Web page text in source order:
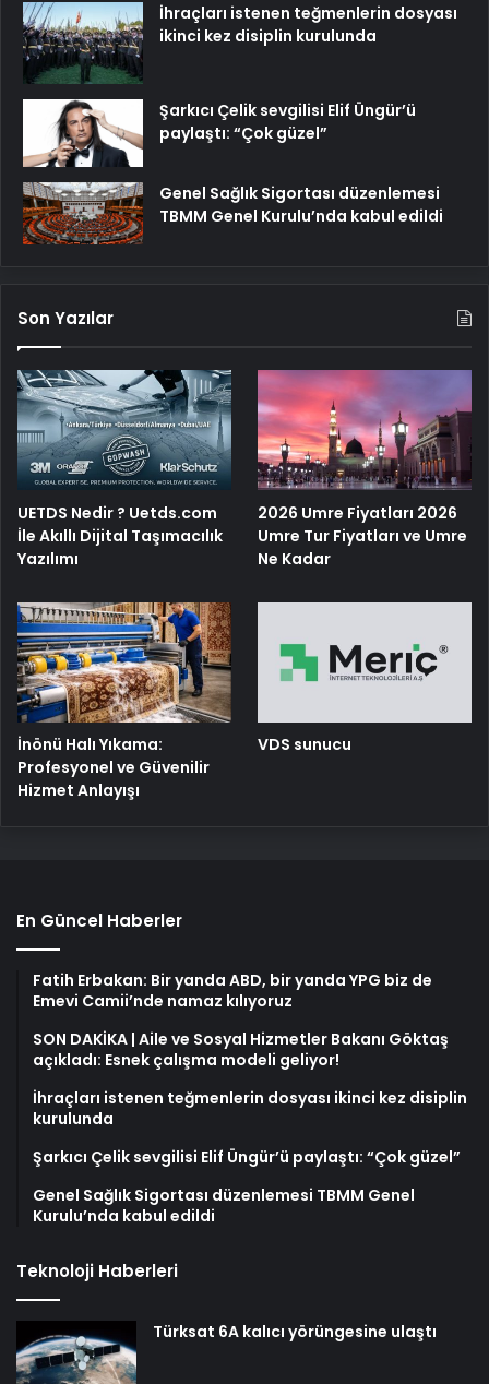
İhraçları istenen teğmenlerin dosyası
ikinci kez disiplin kurulunda
Şarkıcı Çelik sevgilisi Elif Üngür’ü
paylaştı: “Çok güzel”
Genel Sağlık Sigortası düzenlemesi
TBMM Genel Kurulu’nda kabul edildi
Son Yazılar
UETDS Nedir ? Uetds.com
İle Akıllı Dijital Taşımacılık
Yazılımı
2026 Umre Fiyatları 2026
Umre Tur Fiyatları ve Umre
Ne Kadar
İnönü Halı Yıkama:
Profesyonel ve Güvenilir
Hizmet Anlayışı
VDS sunucu
En Güncel Haberler
Fatih Erbakan: Bir yanda ABD, bir yanda YPG biz de
Emevi Camii’nde namaz kılıyoruz
SON DAKİKA | Aile ve Sosyal Hizmetler Bakanı Göktaş
açıkladı: Esnek çalışma modeli geliyor!
İhraçları istenen teğmenlerin dosyası ikinci kez disiplin
kurulunda
Şarkıcı Çelik sevgilisi Elif Üngür’ü paylaştı: “Çok güzel”
Genel Sağlık Sigortası düzenlemesi TBMM Genel
Kurulu’nda kabul edildi
Teknoloji Haberleri
Türksat 6A kalıcı yörüngesine ulaştı